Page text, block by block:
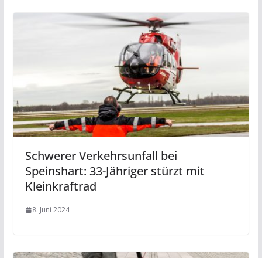
Schwerer Verkehrsunfall bei
Speinshart: 33-Jähriger stürzt mit
Kleinkraftrad
8. Juni 2024